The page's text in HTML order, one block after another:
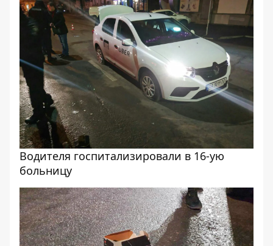
Водителя госпитализировали в 16-ую
больницу